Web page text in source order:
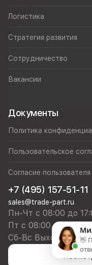
Логистика
Стратегия развития
Сотрудничество
Вакансии
Документы
Политика
Пользовательское
Согласие пользователя
+7 (495) 157-51-11
sales@trade-part.ru
Пн-Чт с 08:00 до
Пт с 08:00 до 16:00
Сб-Вс Выходной 👋